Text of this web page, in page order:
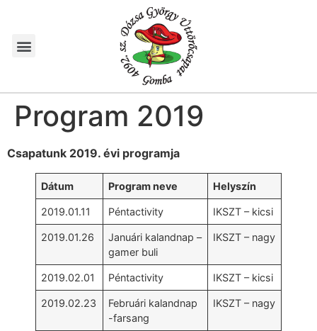
Program 2019
Csapatunk 2019. évi programja
Dátum Program neve Helyszín
2019.01.11 Péntactivity IKSZT – kicsi
2019.01.26
Januári kalandnap –
gamer buli
IKSZT – nagy
2019.02.01 Péntactivity IKSZT – kicsi
2019.02.23
Februári kalandnap
-farsang
IKSZT – nagy